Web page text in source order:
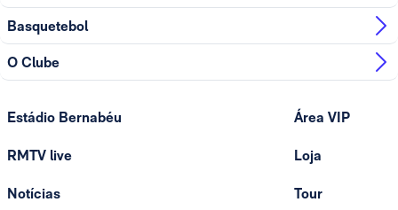
Basquetebol
O Clube
Estádio Bernabéu
RMTV live
Notícias
Área VIP
Loja
Tour